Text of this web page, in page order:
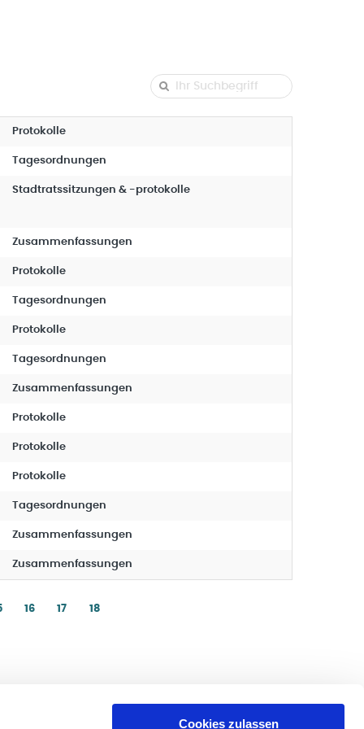
Cookies zulassen
Protokolle
Tagesordnungen
Stadtratssitzungen & -protokolle
Zusammenfassungen
Protokolle
Tagesordnungen
Protokolle
Tagesordnungen
Zusammenfassungen
Protokolle
Protokolle
Protokolle
Tagesordnungen
Zusammenfassungen
Zusammenfassungen
16 17 18